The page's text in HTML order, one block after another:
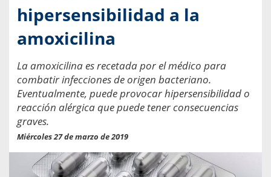
hipersensibilidad a la
amoxicilina
La amoxicilina es recetada por el médico para
combatir infecciones de origen bacteriano.
Eventualmente, puede provocar hipersensibilidad o
reacción alérgica que puede tener consecuencias
graves.
Miércoles 27 de marzo de 2019